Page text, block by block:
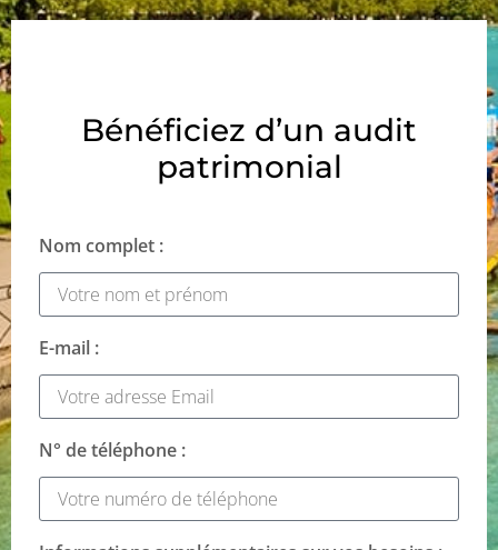
Bénéficiez d’un audit
patrimonial
Nom complet :
E-mail :
N° de téléphone :